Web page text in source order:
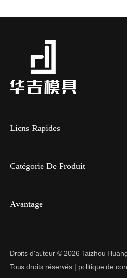
Liens Rapides
Catégorie De Produit
Avantage
Droits d'auteur © 2026 Taizhou
Tous droits réservés | politique de